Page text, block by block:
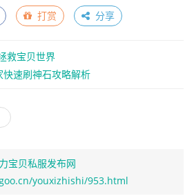
打赏 分享
救宝贝世界
快速刷神石攻略解析
宝贝私服发布网
youxizhishi/953.html